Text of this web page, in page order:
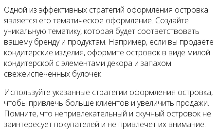
Одной из эффективных стратегий оформления островка
является его тематическое оформление. Создайте
уникальную тематику, которая будет соответствовать
вашему бренду и продуктам. Например, если вы продаёте
кондитерские изделия, оформите островок в виде милой
кондитерской с элементами декора и запахом
свежеиспеченных булочек.
Используйте указанные стратегии оформления островка,
чтобы привлечь больше клиентов и увеличить продажи.
Помните, что непривлекательный и скучный островок не
заинтересует покупателей и не привлечет их внимание.